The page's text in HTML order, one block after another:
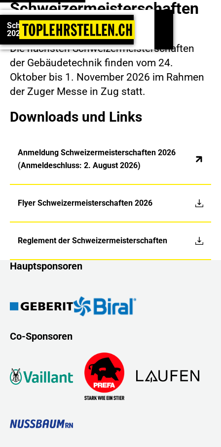
Schweizermeisterschaften 2026: Jetzt anmelden!
Schweizermeisterschaften
2026: Jetzt anmelden!
Schweizermeisterschaften
2026 in Zug
Die nächsten Schweizermeisterschaften
der Gebäudetechnik finden vom 24.
Oktober bis 1. November 2026 im Rahmen
der Zuger Messe in Zug statt.
Downloads und Links
Anmeldung Schweizermeisterschaften 2026
(Anmeldeschluss: 2. August 2026)
Flyer Schweizermeisterschaften 2026
Reglement der Schweizermeisterschaften
Hauptsponsoren
Co-Sponsoren